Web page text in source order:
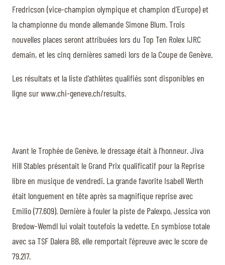
Fredricson (vice-champion olympique et champion d’Europe) et
la championne du monde allemande Simone Blum. Trois
nouvelles places seront attribuées lors du Top Ten Rolex IJRC
demain, et les cinq dernières samedi lors de la Coupe de Genève.
Les résultats et la liste d’athlètes qualifiés sont disponibles en
ligne sur www.chi-geneve.ch/results.
Avant le Trophée de Genève, le dressage était à l’honneur. Jiva
Hill Stables présentait le Grand Prix qualificatif pour la Reprise
libre en musique de vendredi. La grande favorite Isabell Werth
était longuement en tête après sa magnifique reprise avec
Emilio (77.609). Dernière à fouler la piste de Palexpo, Jessica von
Bredow-Wemdl lui volait toutefois la vedette. En symbiose totale
avec sa TSF Dalera BB, elle remportait l'épreuve avec le score de
79.217.